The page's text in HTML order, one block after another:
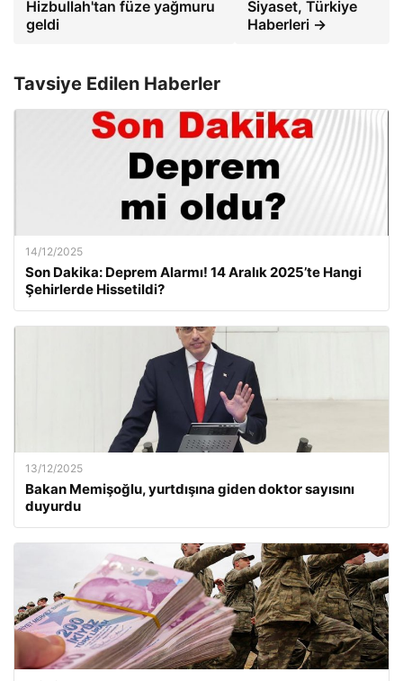
Hizbullah'tan füze yağmuru
geldi
Siyaset, Türkiye
Haberleri →
Tavsiye Edilen Haberler
14/12/2025
Son Dakika: Deprem Alarmı! 14 Aralık 2025’te Hangi
Şehirlerde Hissetildi?
13/12/2025
Bakan Memişoğlu, yurtdışına giden doktor sayısını
duyurdu